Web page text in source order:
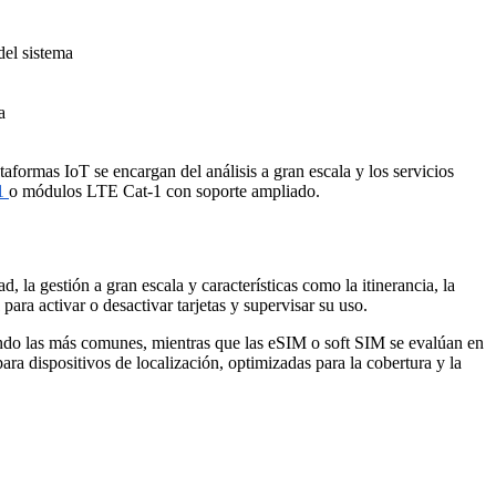
sistema
IoT se encargan del análisis a gran escala y los servicios
o módulos LTE Cat-1 con soporte ampliado.
la gestión a gran escala y características como la itinerancia, la
activar o desactivar tarjetas y supervisar su uso.
las más comunes, mientras que las eSIM o soft SIM se evalúan en
dispositivos de localización, optimizadas para la cobertura y la